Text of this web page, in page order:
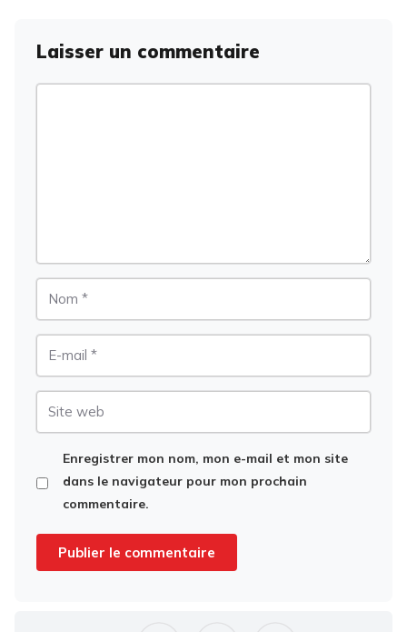
Laisser un commentaire
Enregistrer mon nom, mon e-mail et mon site
dans le navigateur pour mon prochain
commentaire.